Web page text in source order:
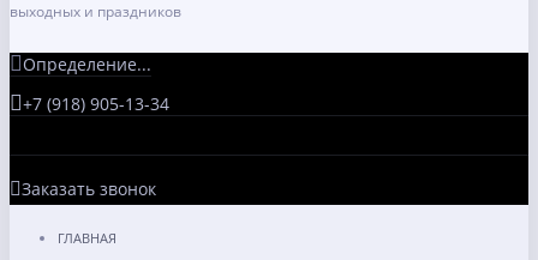
выходных и праздников
Определение...
+7 (918) 905-13-34
Заказать звонок
ГЛАВНАЯ